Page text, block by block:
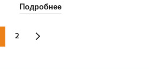
Подробнее
2